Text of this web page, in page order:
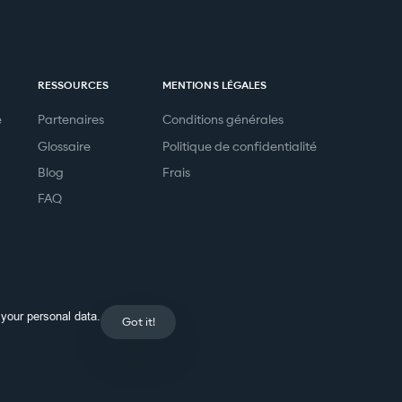
RESSOURCES
Partenaires
Glossaire
Blog
FAQ
MENTIONS LÉGALES
Conditions générales
Politique de confidentialité
Frais
personal data. Got it!